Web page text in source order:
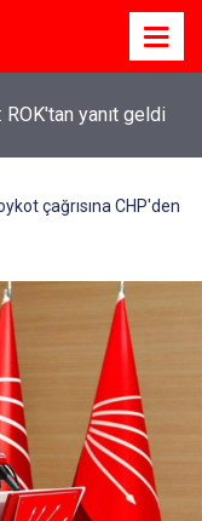
yanıt geldi
çağrısına CHP'den